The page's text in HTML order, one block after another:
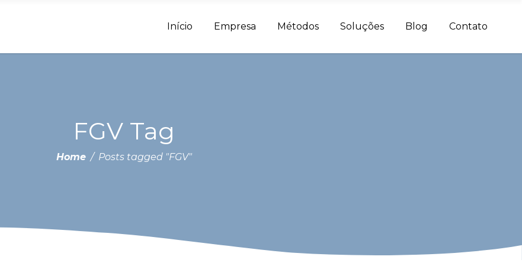
Início Empresa Métodos Soluções Blog Contato
FGV Tag
Home/ Posts tagged "FGV"